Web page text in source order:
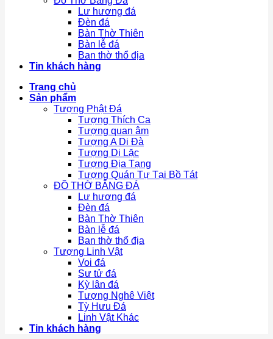
Lư hương đá
Đèn đá
Bàn Thờ Thiên
Bàn lễ đá
Ban thờ thổ địa
Tin khách hàng
Trang chủ
Sản phẩm
Tượng Phật Đá
Tượng Thích Ca
Tượng quan âm
Tượng A Di Đà
Tượng Di Lặc
Tượng Địa Tạng
Tượng Quán Tự Tại Bồ Tát
ĐỒ THỜ BẰNG ĐÁ
Lư hương đá
Đèn đá
Bàn Thờ Thiên
Bàn lễ đá
Ban thờ thổ địa
Tượng Linh Vật
Voi đá
Sư tử đá
Kỳ lân đá
Tượng Nghê Việt
Tỳ Hưu Đá
Linh Vật Khác
Tin khách hàng